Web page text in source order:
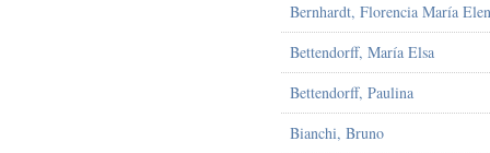
Bernhardt, Florencia María
Bettendorff, María Elsa
Bettendorff, Paulina
Bianchi, Bruno